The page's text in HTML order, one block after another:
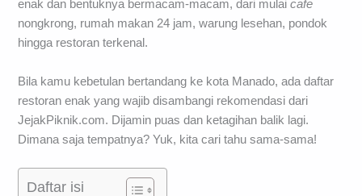
enak dan bentuknya bermacam-macam, dari mulaicafe
nongkrong, rumah makan 24 jam, warung lesehan, pondok
hingga restoran terkenal.
Bila kamu kebetulan bertandang ke kota Manado, ada daftar
restoran enak yang wajib disambangi rekomendasi dari
JejakPiknik.com. Dijamin puas dan ketagihan balik lagi.
Dimana saja tempatnya? Yuk, kita cari tahu sama-sama!
Daftar isi